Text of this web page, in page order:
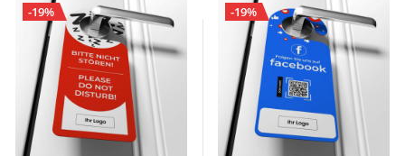
-19% -19%